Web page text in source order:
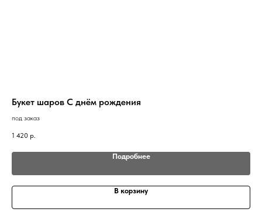
Букет шаров С днём рождения
под заказ
1 420 р.
Подробнее
В корзину